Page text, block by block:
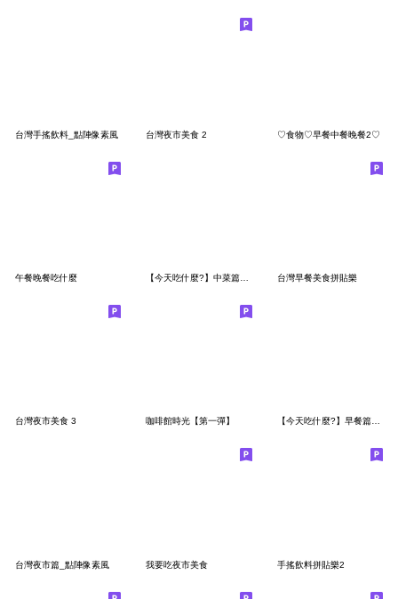
台灣手搖飲料_點陣像素風 台灣夜市美食 2 ♡食物♡早餐中餐晚餐2♡
午餐晚餐吃什麼 台灣早餐美食拼貼樂
台灣夜市美食 3 咖啡館時光【第一彈】 【今天吃什麼?】早餐篇_點陣像素風
台灣夜市篇_點陣像素風 我要吃夜市美食 手搖飲料拼貼樂2